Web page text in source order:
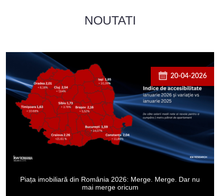
NOUTATI
20-04-2026
Piața imobiliară din România 2026: Merge. Merge. Dar nu
mai merge oricum